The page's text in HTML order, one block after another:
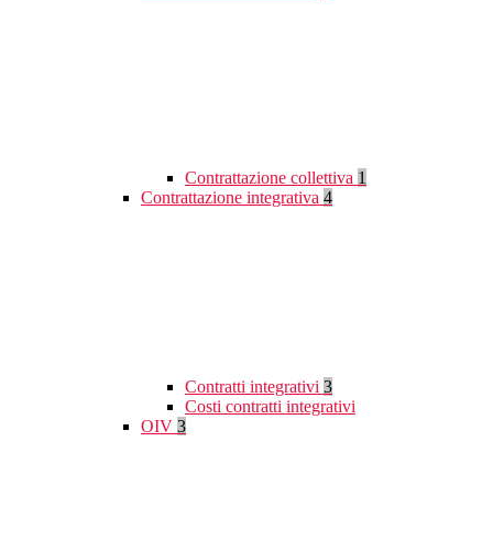
Contrattazione collettiva 1
Contrattazione integrativa 4
Contratti integrativi 3
Costi contratti integrativi
OIV 3